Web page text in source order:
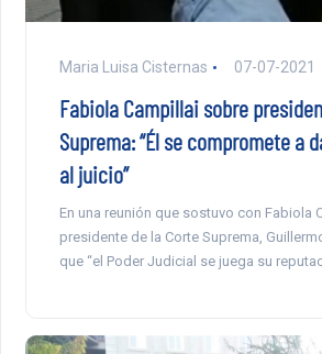
Maria Luisa Cisternas 07-07-2021
Fabiola Campillai sobre
Suprema: “Él se compromete a
al juicio”
En una reunión que sostuvo con Fabiola
presidente de la Corte Suprema,
que “el Poder Judicial se juega su